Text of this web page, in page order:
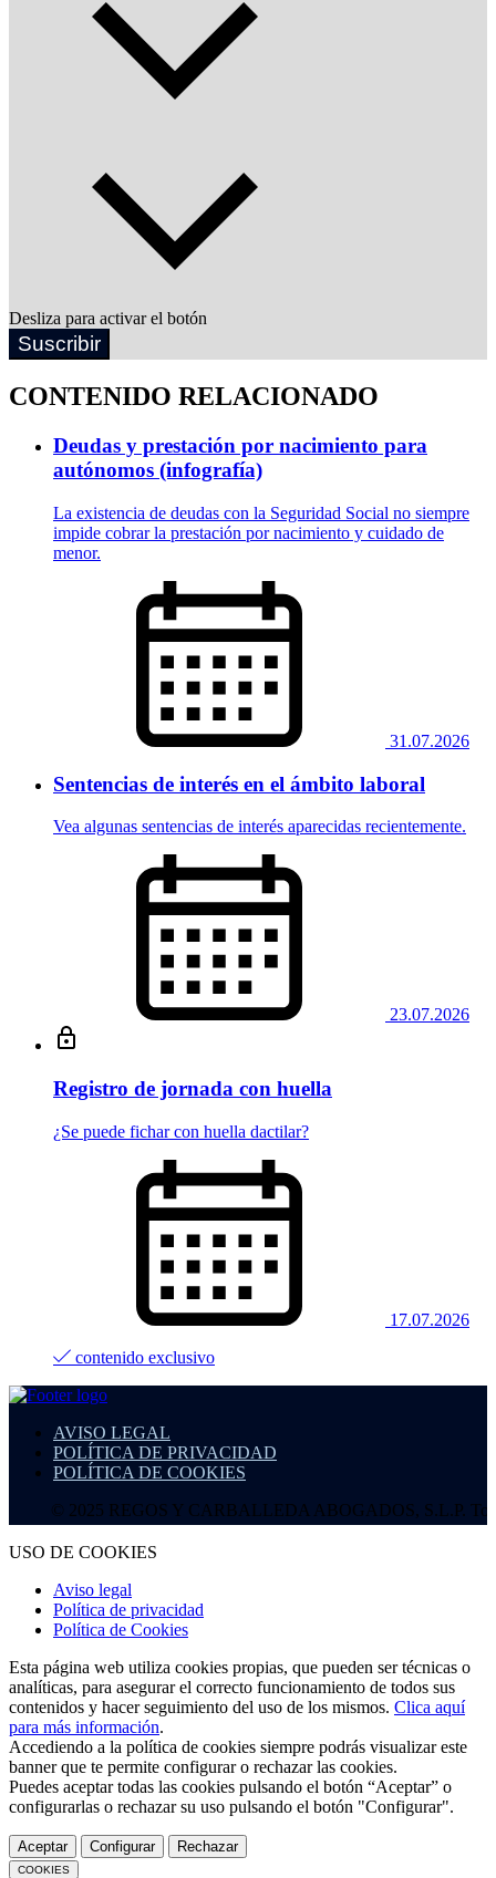
Desliza para activar el botón
Suscribir
CONTENIDO RELACIONADO
Deudas y prestación por nacimiento para
autónomos (infografía)
La existencia de deudas con la Seguridad Social no siempre
impide cobrar la prestación por nacimiento y cuidado de
menor.
31.07.2026
Sentencias de interés en el ámbito laboral
Vea algunas sentencias de interés aparecidas recientemente.
23.07.2026
Registro de jornada con huella
¿Se puede fichar con huella dactilar?
17.07.2026
contenido exclusivo
AVISO LEGAL
POLÍTICA DE PRIVACIDAD
POLÍTICA DE COOKIES
© 2025 REGOS Y CARBALLEDA ABOGADOS, S.L.P. Todos
USO DE COOKIES
Aviso legal
Política de privacidad
Política de Cookies
Esta página web utiliza cookies propias, que pueden ser técnicas o
analíticas, para asegurar el correcto funcionamiento de todos sus
contenidos y hacer seguimiento del uso de los mismos. Clica aquí
para más información.
Accediendo a la política de cookies siempre podrás visualizar este
banner que te permite configurar o rechazar las cookies.
Puedes aceptar todas las cookies pulsando el botón “Aceptar” o
configurarlas o rechazar su uso pulsando el botón "Configurar".
Aceptar Configurar Rechazar
COOKIES